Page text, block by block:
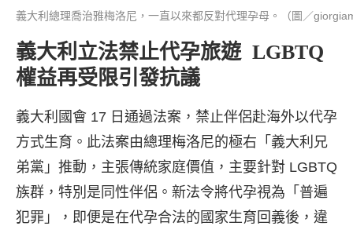
義大利總理喬治雅梅洛尼，一直以來都反對代理孕母。（圖／
義大利立法禁止代孕旅遊 LGBTQ
權益再受限引發抗議
義大利國會 17 日通過法案，禁止伴侶赴海外以代孕
方式生育。此法案由總理梅洛尼的極右「義大利兄
弟黨」推動，主張傳統家庭價值，主要針對 LGBTQ
族群，特別是同性伴侶。新法令將代孕視為「普遍
犯罪」，即便是在代孕合法的國家生育回義後，違